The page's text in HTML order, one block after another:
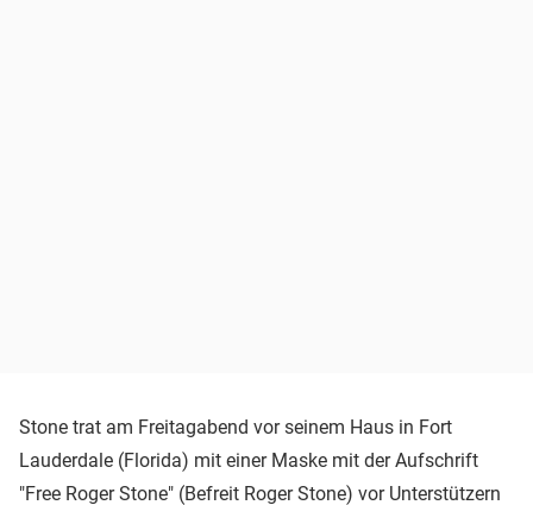
Stone trat am Freitagabend vor seinem Haus in Fort
Lauderdale (Florida) mit einer Maske mit der Aufschrift
"Free Roger Stone" (Befreit Roger Stone) vor Unterstützern